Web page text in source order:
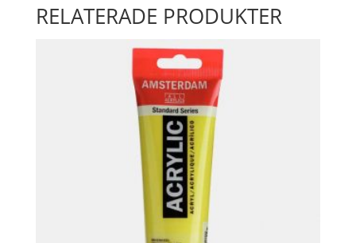
RELATERADE PRODUKTER